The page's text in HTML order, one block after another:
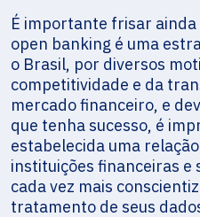
É importante frisar
open banking é uma
o Brasil, por diversos
competitividade e da
mercado financeiro, e
que tenha sucesso, é
estabelecida uma
instituições financeiras e
cada vez mais
tratamento de seus